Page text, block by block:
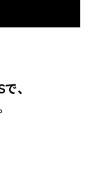
、
マーク